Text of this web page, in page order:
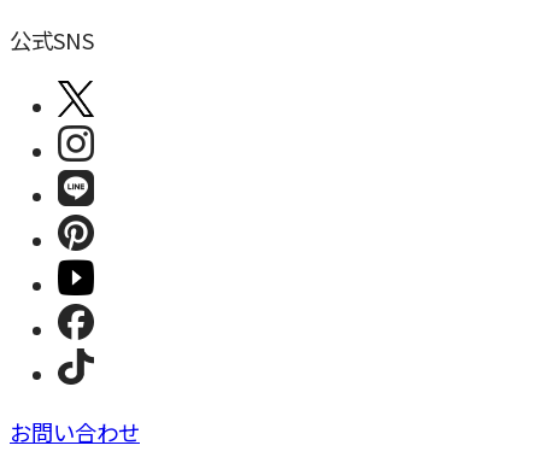
公式SNS
お問い合わせ